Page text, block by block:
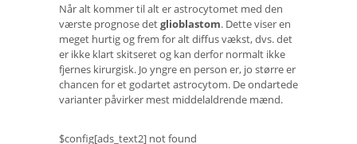
Når alt kommer til alt er astrocytomet med den
værste prognose detglioblastom. Dette viser en
meget hurtig og frem for alt diffus vækst, dvs. det
er ikke klart skitseret og kan derfor normalt ikke
fjernes kirurgisk. Jo yngre en person er, jo større er
chancen for et godartet astrocytom. De ondartede
varianter påvirker mest middelaldrende mænd.
$config[ads_text2] not found